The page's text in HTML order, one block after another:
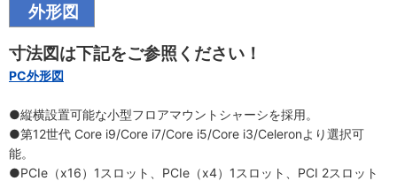
外形図
寸法図は下記をご参照ください！
PC外形図
●縦横設置可能な小型フロアマウントシャーシを採用。
●第12世代 Core i9/Core i7/Core i5/Core i3/Celeronより選択可
能。
●PCIe（x16）1スロット、PCIe（x4）1スロット、PCI 2スロット